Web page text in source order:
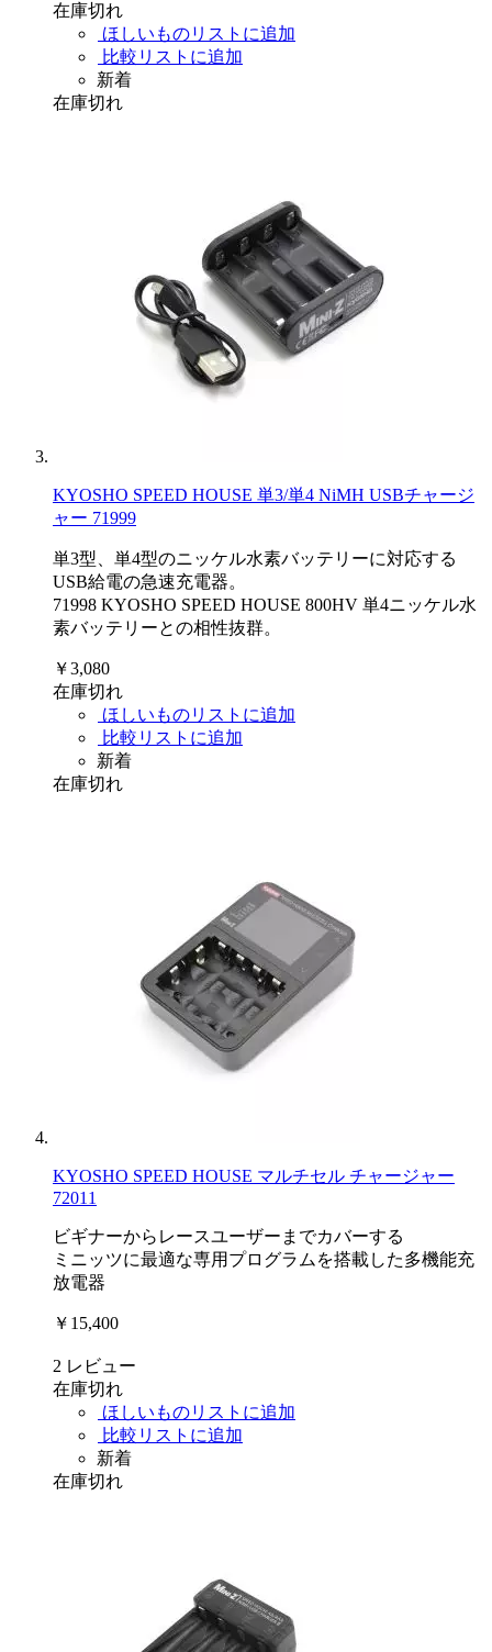
在庫切れ
ほしいものリストに追加
比較リストに追加
新着
在庫切れ
KYOSHO SPEED HOUSE 単3/単4 NiMH USBチャージ
ャー 71999
単3型、単4型のニッケル水素バッテリーに対応する
USB給電の急速充電器。
71998 KYOSHO SPEED HOUSE 800HV 単4ニッケル水
素バッテリーとの相性抜群。
￥3,080
在庫切れ
ほしいものリストに追加
比較リストに追加
新着
在庫切れ
KYOSHO SPEED HOUSE マルチセル チャージャー
72011
ビギナーからレースユーザーまでカバーする
ミニッツに最適な専用プログラムを搭載した多機能充
放電器
￥15,400
2 レビュー
在庫切れ
ほしいものリストに追加
比較リストに追加
新着
在庫切れ